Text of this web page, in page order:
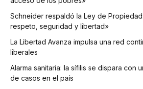
Schneider respaldó la Ley de
respeto, seguridad y libertad»
La Libertad Avanza impulsa una red
liberales
Alarma sanitaria: la sífilis se dispara con
de casos en el país